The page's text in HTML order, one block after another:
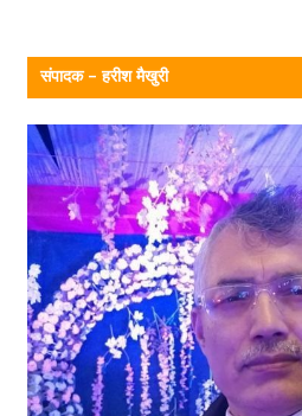
संपादक – हरीश मैखुरी